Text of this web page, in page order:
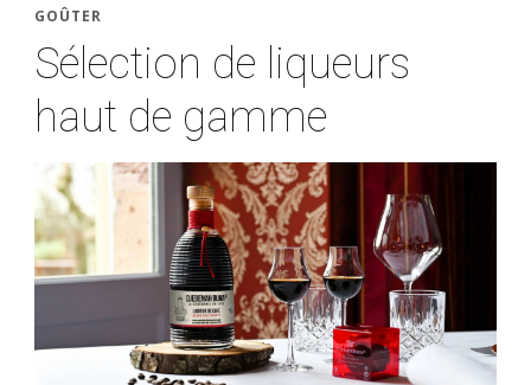
GOÛTER
Sélection de liqueurs
haut de gamme